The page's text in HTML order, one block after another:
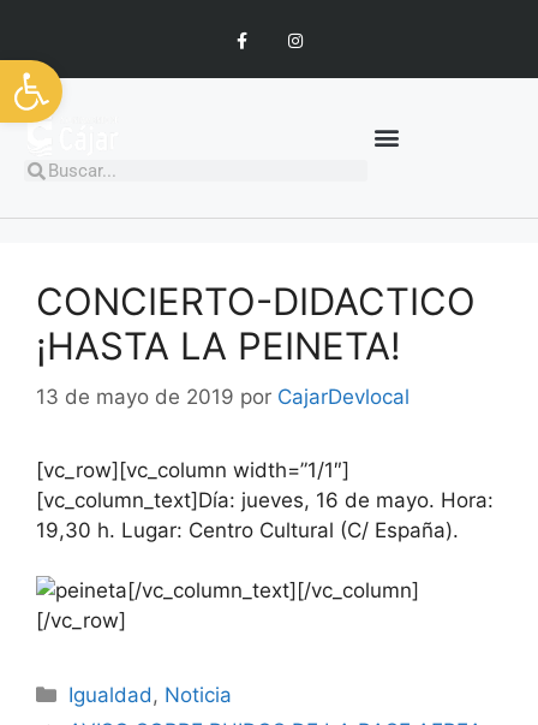
Abrir barra de herramientas
CONCIERTO-DIDACTICO
¡HASTA LA PEINETA!
13 de mayo de 2019 por CajarDevlocal
[vc_row][vc_column width=”1/1″]
[vc_column_text]Día: jueves, 16 de mayo. Hora:
19,30 h. Lugar: Centro Cultural (C/ España).
[/vc_column_text][/vc_column]
[/vc_row]
Igualdad, Noticia